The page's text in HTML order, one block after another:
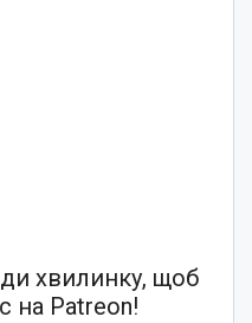
хвилинку, щоб
на Patreon!